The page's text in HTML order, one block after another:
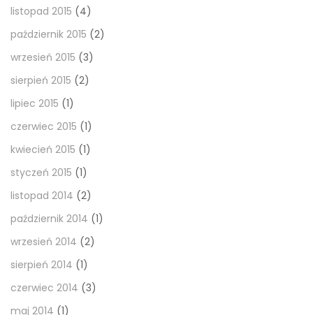
listopad 2015 (4)
październik 2015 (2)
wrzesień 2015 (3)
sierpień 2015 (2)
lipiec 2015 (1)
czerwiec 2015 (1)
kwiecień 2015 (1)
styczeń 2015 (1)
listopad 2014 (2)
październik 2014 (1)
wrzesień 2014 (2)
sierpień 2014 (1)
czerwiec 2014 (3)
maj 2014 (1)